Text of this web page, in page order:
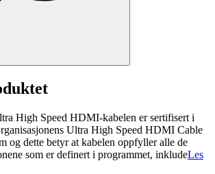
High Speed HDMI-kabelen er sertifisert i
Ultra High Speed HDMI Cable
og dette betyr at kabelen oppfyller alle de
som er definert i programmet, inkludeLes